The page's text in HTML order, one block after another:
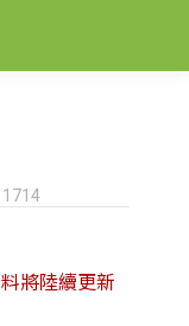
1714
將陸續更新